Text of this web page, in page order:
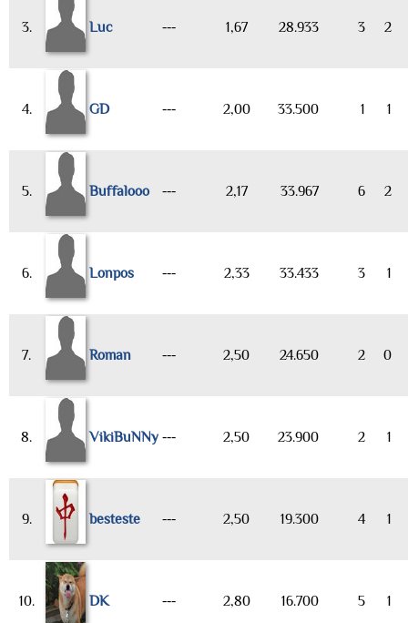
3. Luc --- 1,67 28.933 3 2
4. GD --- 2,00 33.500 1 1
5. Buffalooo --- 2,17 33.967 6 2
6. Lonpos --- 2,33 33.433 3 1
7. Roman --- 2,50 24.650 2 0
8. VikiBuNNy --- 2,50 23.900 2 1
9. besteste --- 2,50 19.300 4 1
10. DK --- 2,80 16.700 5 1